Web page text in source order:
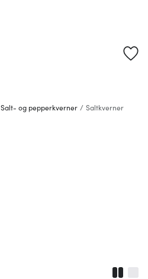
Salt- og pepperkverner / Saltkverner